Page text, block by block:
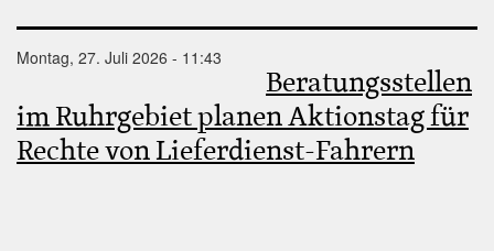
Montag, 27. Juli 2026 - 11:43
Beratungsstellen
im Ruhrgebiet planen Aktionstag für
Rechte von Lieferdienst-Fahrern